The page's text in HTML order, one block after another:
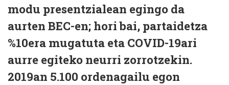
modu presentzialean egingo da
aurten BEC-en; hori bai, partaidetza
%10era mugatuta eta COVID-19ari
aurre egiteko neurri zorrotzekin.
2019an 5.100 ordenagailu egon